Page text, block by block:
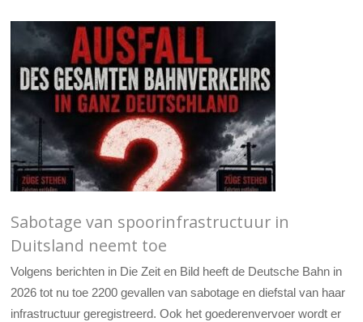
Sabotage van spoorinfrastructuur in
Duitsland neemt toe
Volgens berichten in Die Zeit en Bild heeft de Deutsche Bahn in
2026 tot nu toe 2200 gevallen van sabotage en diefstal van haar
infrastructuur geregistreerd. Ook het goederenvervoer wordt er